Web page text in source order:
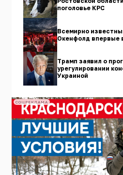
поголовье КРС
Всемирно
Окенфолд впервые
Трамп заявил о
урегулировании
Украиной
СОЦРЕКЛАМА